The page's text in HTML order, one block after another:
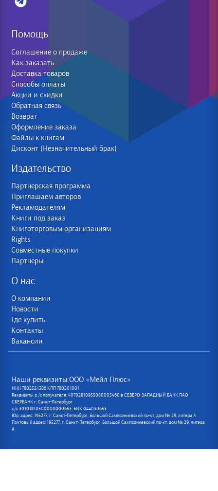
Помощь
Соглашение о продаже
Как заказать
Доставка товаров
Способы оплаты
Акции и скидки
Обратная связь
Возврат
Оформление заказа
Файлы к книгам
Дисконт (Незначительный брак)
Издательство
Партнерская программа
Приглашаем авторов
Рекламодателям
Книги под заказ
Книготорговым организациям
Rights
Совместные покупки
Партнеры
О нас
О компании
Новости
Где купить
Контакты
Вакансии
Наши реквизиты:ООО «Мейл Плюс»
ИНН 7802524386 КПП 780201001
Реквизиты р /с получателя: 40702810955080005460 в СЕВЕРО-ЗАПАДНЫЙ БАНК ПАО
СБЕРБАНК г. Санкт-Петербург
к/с 30101810500000000653, БИК 044030653
Юр. адрес: 195277, г. Санкт-Петербург, Большой Сампсониевский пр-кт, дом № 29, литера А
Почтовый адрес: 195277, г. Санкт-Петербург, Большой Сампсониевский пр-кт, дом № 29, литера
А